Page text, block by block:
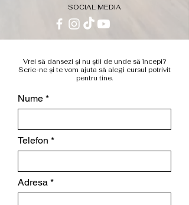
SOCIAL MEDIA
Vrei să dansezi și nu știi de unde să începi?
Scrie-ne și te vom ajuta să alegi cursul potrivit
pentru tine.
Nume
Telefon
Adresa